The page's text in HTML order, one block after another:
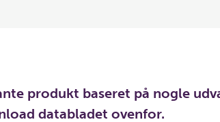
produkt baseret på nogle
databladet ovenfor.